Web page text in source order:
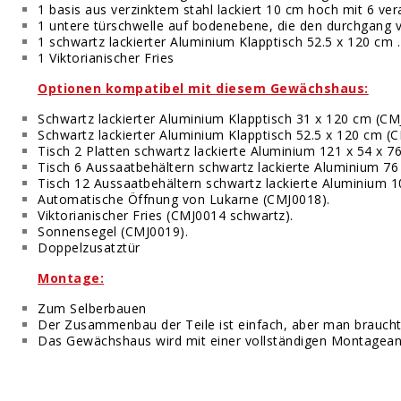
1 basis aus verzinktem stahl lackiert 10 cm hoch mit 6
1 untere türschwelle auf bodenebene, die den
1 schwartz lackierter Aluminium Klapptisch 52.5 x 120 cm .
1 Viktorianischer Fries
Optionen kompatibel mit diesem Gewächshaus:
Schwartz lackierter Aluminium Klapptisch 31 x 120 cm
Schwartz lackierter Aluminium Klapptisch 52.5 x 120 cm
Tisch 2 Platten schwartz lackierte Aluminium 121 x 54 x
Tisch 6 Aussaatbehältern schwartz lackierte Aluminium
Tisch 12 Aussaatbehältern schwartz lackierte Aluminium
Automatische Öffnung von Lukarne (CMJ0018).
Viktorianischer Fries (CMJ0014 schwartz).
Sonnensegel (CMJ0019).
Doppelzusatztür
Montage:
Zum Selberbauen
Der Zusammenbau der Teile ist einfach, aber man
Das Gewächshaus wird mit einer vollständigen